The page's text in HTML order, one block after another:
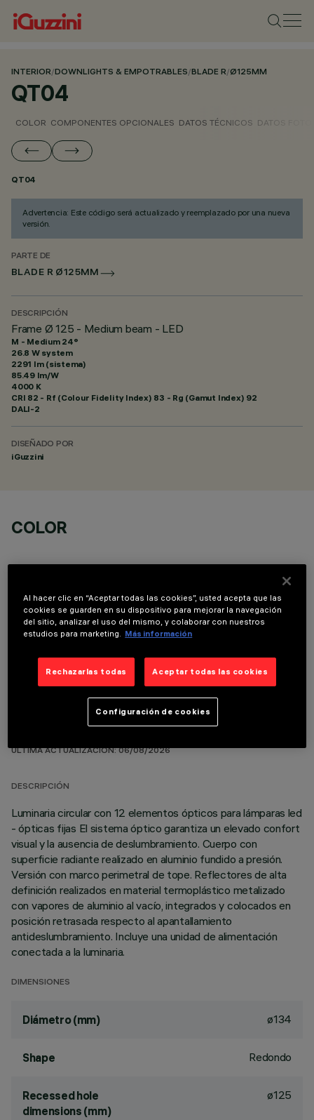
INTERIOR/DOWNLIGHTS & EMPOTRABLES/BLADE R/Ø125MM
QT04
COLOR COMPONENTES OPCIONALES DATOS TÉCNICOS DATOS
QT04
Advertencia: Este código será actualizado y reemplazado por una nueva
versión.
PARTE DE
BLADE R Ø125MM
DESCRIPCIÓN
Frame Ø 125 - Medium beam - LED
M - Medium 24°
26.8 W system
2291 lm (sistema)
85.49 lm/W
4000 K
CRI 82 - Rf (Colour Fidelity Index) 83 - Rg (Gamut Index) 92
DALI-2
DISEÑADO POR
iGuzzini
COLOR
COMPONENTES OPCIONALES
DATOS TÉCNICOS
ÚLTIMA ACTUALIZACIÓN: 06/08/2026
DESCRIPCIÓN
Luminaria circular con 12 elementos ópticos para lámparas led
- ópticas fijas El sistema óptico garantiza un elevado confort
visual y la ausencia de deslumbramiento. Cuerpo con
superficie radiante realizado en aluminio fundido a presión.
Versión con marco perimetral de tope. Reflectores de alta
definición realizados en material termoplástico metalizado
con vapores de aluminio al vacío, integrados y colocados en
posición retrasada respecto al apantallamiento
antideslumbramiento. Incluye una unidad de alimentación
conectada a la luminaria.
DIMENSIONES
Diámetro (mm) ø134
Shape Redondo
Recessed hole
dimensions (mm)
ø125
Al hacer clic en “Aceptar todas las cookies”, usted acepta que las
cookies se guarden en su dispositivo para mejorar la navegación
del sitio, analizar el uso del mismo, y colaborar con nuestros
estudios para marketing. Más información
Rechazarlas todas Aceptar todas las cookies
Configuración de cookies